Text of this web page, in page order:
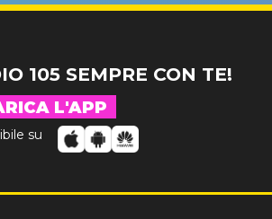
105 SEMPRE CON TE!
L'APP
su